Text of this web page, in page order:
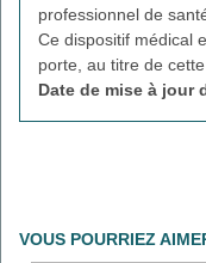
professionnel de
Ce dispositif médical
porte, au titre de
Date de mise à jour
VOUS POURRIEZ